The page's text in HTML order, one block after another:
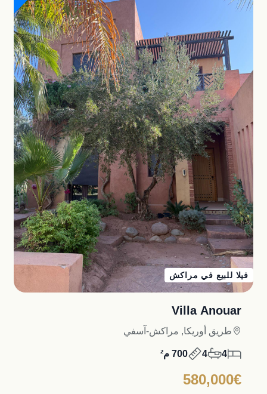
فيلا للبيع في مراكش
Villa Anouar
طريق أوريكا, مراكش-آسفي
4
4 700 م²
580,000€